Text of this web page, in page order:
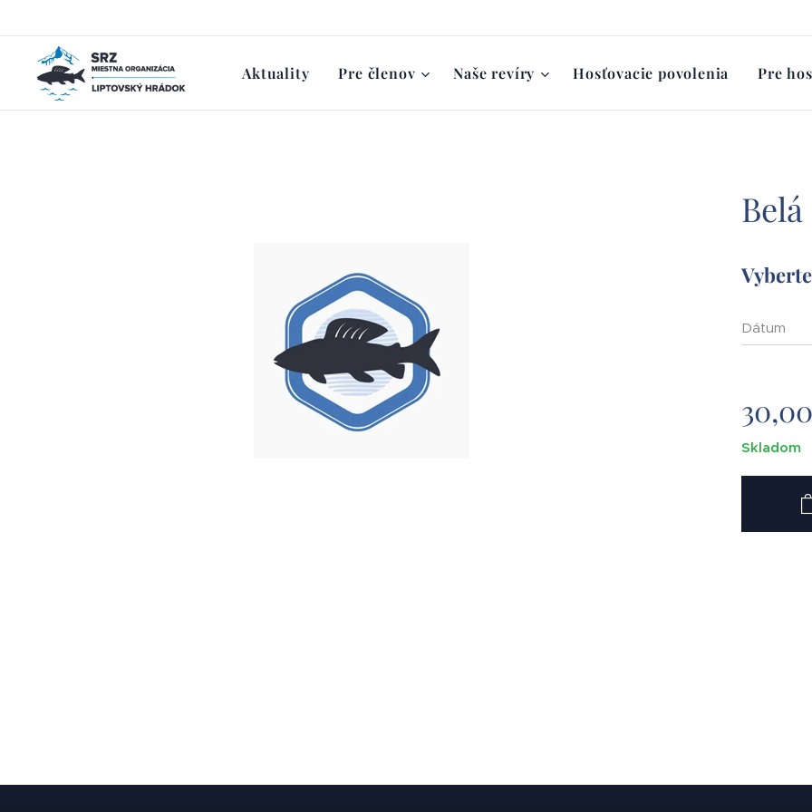
Aktuality Pre členov Naše revíry Hosťovacie povolenia Pre
Dátum
30,00
Skladom